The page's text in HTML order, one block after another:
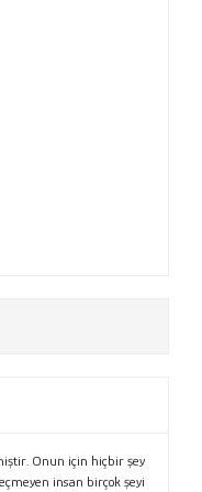
Onun için hiçbir şey
insan birçok şeyi